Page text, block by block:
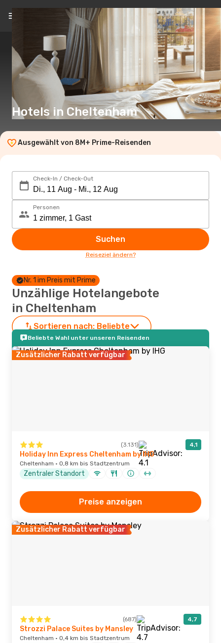
DE(€)
Hotels in Cheltenham
Ausgewählt von 8M+ Prime-Reisenden
Check-In / Check-Out
Personen
Suchen
Reiseziel ändern?
Nr. 1 im Preis mit Prime
Unzählige Hotelangebote
in Cheltenham
Sortieren nach: Beliebte
Beliebte Wahl unter unseren Reisenden
Zusätzlicher Rabatt verfügbar
(3.131) 4,1
Holiday Inn Express Cheltenham by IHG
Cheltenham · 0,8 km bis Stadtzentrum
Zentraler Standort
Preise anzeigen
Zusätzlicher Rabatt verfügbar
(687) 4,7
Strozzi Palace Suites by Mansley
Cheltenham · 0,4 km bis Stadtzentrum